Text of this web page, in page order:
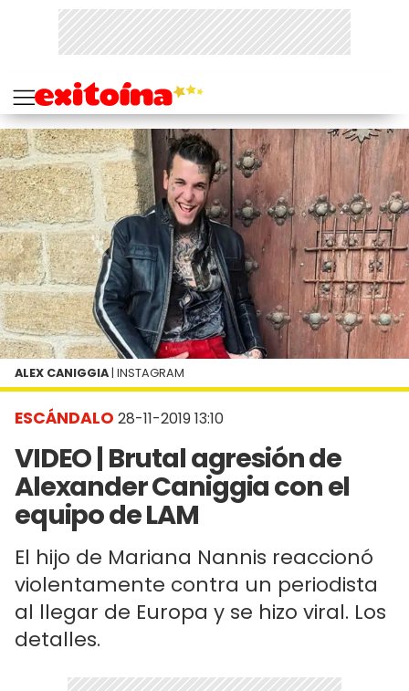
ESCÁNDALO 28-11-2019 13:10
VIDEO | Brutal agresión de
Alexander Caniggia con el
equipo de LAM
El hijo de Mariana Nannis reaccionó
violentamente contra un periodista
al llegar de Europa y se hizo viral. Los
detalles.
ALEX CANIGGIA | INSTAGRAM